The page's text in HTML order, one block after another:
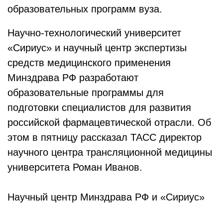
образовательных программ вуза.
Научно-технологический университет
«Сириус» и научный центр экспертизы
средств медицинского применения
Минздрава РФ разработают
образовательные программы для
подготовки специалистов для развития
российской фармацевтической отрасли. Об
этом в пятницу рассказал ТАСС директор
научного центра трансляционной медицины
университета Роман Иванов.
Научный центр Минздрава РФ и «Сириус»